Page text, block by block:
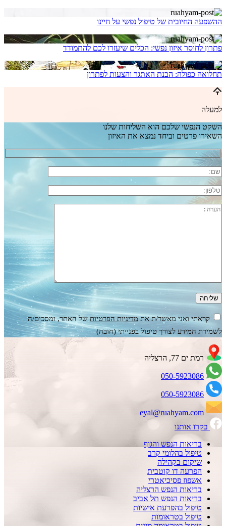
ההשפעה החיובית של טיפול נפשי על חיינו
פתרון לחוסר איזון נפשי: הכלים שיעזרו לכם להתמודד
תחלואה כפולה: הבנת האתגר והצעות לפתרון
למעלה
השקט הנפשי שלכם הוא השליחות שלנו
השאירו פרטים וביחד נמצא את האיזון
קראתי ואני מאשר/ת אתמדיניות הפרטיותשל האתר, ומסכים/ה
לשמירת המידע לצורך טיפול בפנייתי (חובה)
רמת ים 77, הרצליה
050-5923086
050-5923086
eyal@ruahyam.com
בקרו אותנו
בריאות הנפש והגוף
טיפול בהלומי קרב
שיקום בקהילה
הפרעה דו קוטבית
אשפוז פסיכיאטרי
בריאות הנפש הרצליה
בריאות הנפש תל אביב
טיפול בהפרעת אישיות
טיפול בטראומות